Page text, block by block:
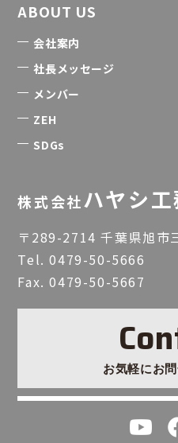
ABOUT US
会社案内
社長メッセージ
メンバー
ZEH
SDGs
株式会社ハヤシ
〒289-2714 千葉県旭市
Tel.0479-50-5666
Fax. 0479-50-5667
お気軽にお